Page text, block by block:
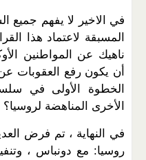
في الاخير لا يفهم جميع
المسبقة لاعتماد هذا
ناهيك عن المواطنين
أن يكون رفع العقوبات
الخطوة الأولى في
الأخرى المناهضة
في النهاية ، تم فرض
روسيا: مع دونباس ،